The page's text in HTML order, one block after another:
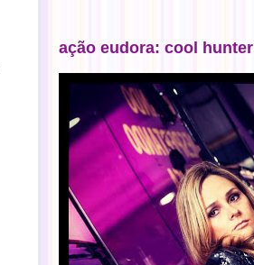
ação eudora: cool hunter